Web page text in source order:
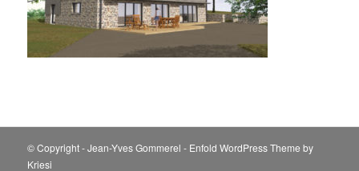
© Copyright - Jean-Yves Gommerel - Enfold WordPress Theme by
Kriesi